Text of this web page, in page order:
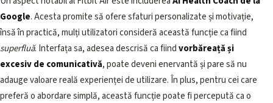
Google. Acesta promite să ofere sfaturi personalizate și motivație,
însă în practică, mulți utilizatori consideră această funcție ca fiind
superfluă. Interfața sa, adesea descrisă ca fiindvorbăreață și
excesiv de comunicativă, poate deveni enervantă și pare să nu
adauge valoare reală experienței de utilizare. În plus, pentru cei care
preferă o abordare simplă, această funcție poate fi percepută ca o